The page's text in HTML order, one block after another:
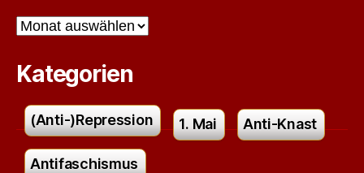
Archiv
Kategorien
(Anti-)Repression 1. Mai Anti-Knast
Antifaschismus